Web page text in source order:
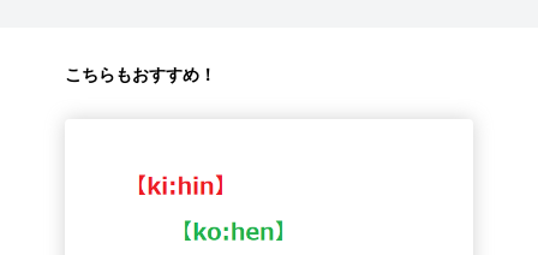
こちらもおすすめ！